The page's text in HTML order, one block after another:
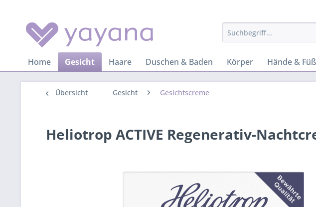
Home Gesicht Haare Duschen & Baden Körper Hände &
Übersicht Gesicht Gesichtscreme
Heliotrop ACTIVE Regenerativ-